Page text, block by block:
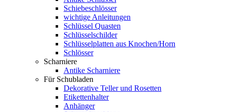
Schiebeschlösser
wichtige Anleitungen
Schlüssel Quasten
Schlüsselschilder
Schlüsselplatten aus Knochen/Horn
Schlösser
Scharniere
Antike Scharniere
Für Schubladen
Dekorative Teller und Rosetten
Etikettenhalter
Anhänger